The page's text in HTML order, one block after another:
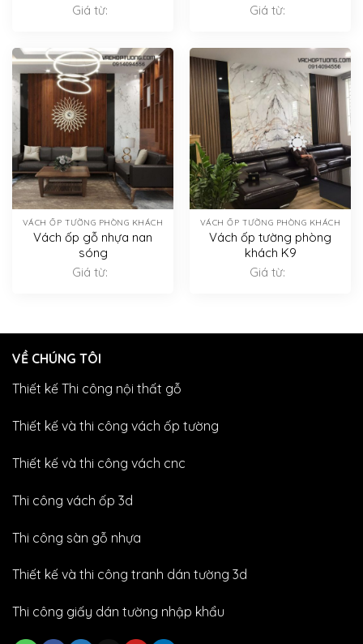
Giá từ:
Giá từ:
VÁCH ỐP TƯỜNG PHÒNG KHÁCH
Vách ốp gỗ nhựa nan
sóng
Giá từ:
VÁCH ỐP TƯỜNG PHÒNG KHÁCH
Vách ốp tường phòng
khách K9
Giá từ:
VỀ CHÚNG TÔI
Thiết kế Thi công nội thất gỗ
Thiết kế và thi công vách ốp tường
Thiết kế và thi công vách cnc
Thi công vách ốp 3d
Thi công sàn gỗ nhựa
Thiết kế và thi công tranh dán tường 3d
Thi công giấy dán tường nhập khẩu